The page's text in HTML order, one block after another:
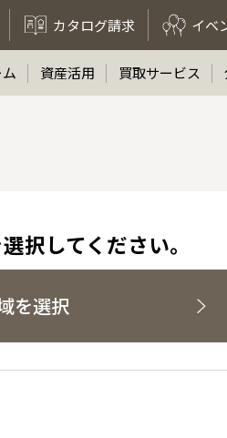
カタログ請求 イベ
資産活用 買取サービス
択してください。
を選択